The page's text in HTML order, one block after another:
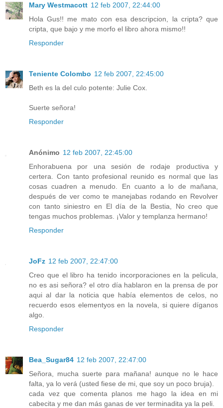
Mary Westmacott 12 feb 2007, 22:44:00
Hola Gus!! me mato con esa descripcion, la cripta? que
cripta, que bajo y me morfo el libro ahora mismo!!
Responder
Teniente Colombo 12 feb 2007, 22:45:00
Beth es la del culo potente: Julie Cox.
Suerte señora!
Responder
Anónimo 12 feb 2007, 22:45:00
Enhorabuena por una sesión de rodaje productiva y
certera. Con tanto profesional reunido es normal que las
cosas cuadren a menudo. En cuanto a lo de mañana,
después de ver como te manejabas rodando en Revolver
con tanto siniestro en El día de la Bestia, No creo que
tengas muchos problemas. ¡Valor y templanza hermano!
Responder
JoFz 12 feb 2007, 22:47:00
Creo que el libro ha tenido incorporaciones en la pelicula,
no es asi señora? el otro día hablaron en la prensa de por
aqui al dar la noticia que había elementos de celos, no
recuerdo esos elementyos en la novela, si quiere díganos
algo.
Responder
Bea_Sugar84 12 feb 2007, 22:47:00
Señora, mucha suerte para mañana! aunque no le hace
falta, ya lo verá (usted fiese de mi, que soy un poco bruja).
cada vez que comenta planos me hago la idea en mi
cabecita y me dan más ganas de ver terminadita ya la peli.